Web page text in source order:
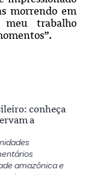
morrendo em
trabalho
conheça
a
amazônica e